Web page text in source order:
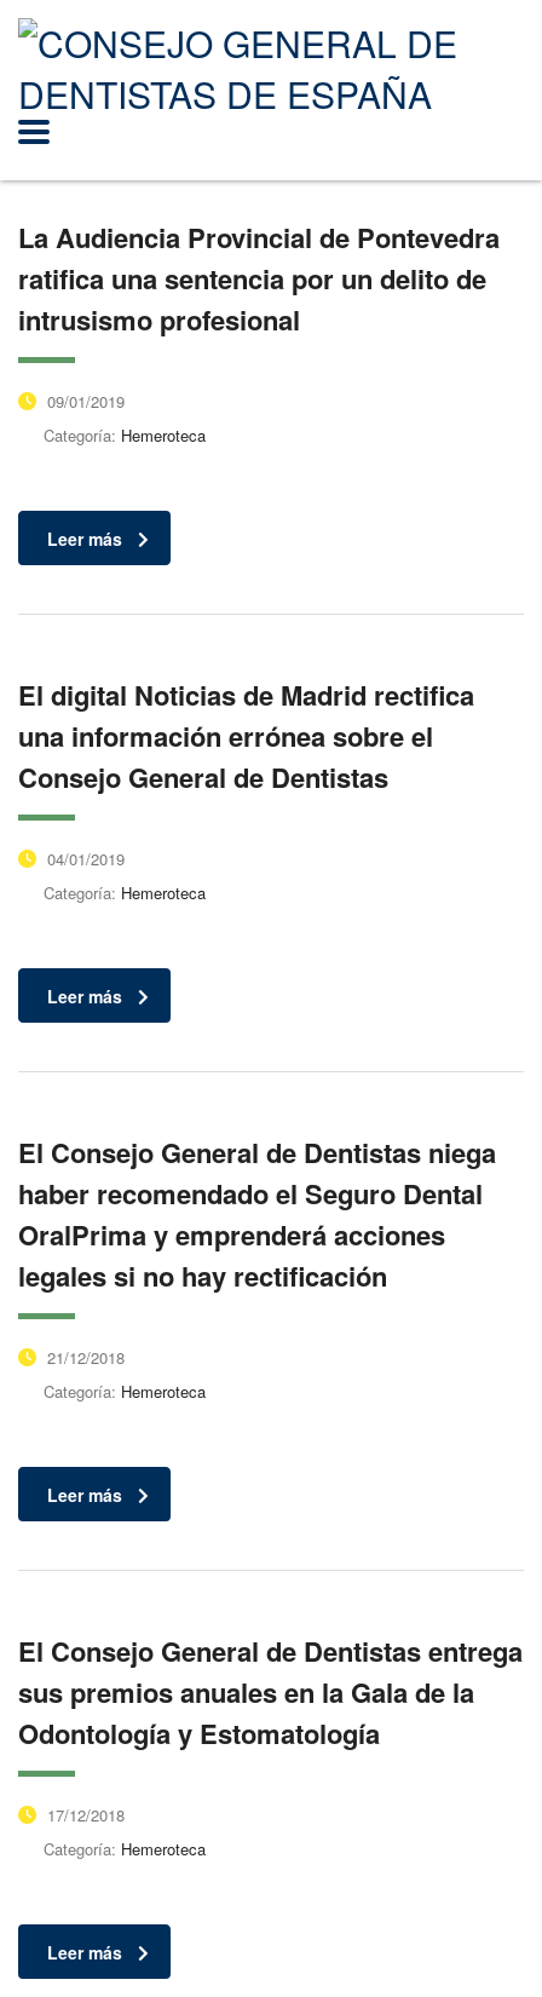
La Audiencia Provincial de Pontevedra
ratifica una sentencia por un delito de
intrusismo profesional
09/01/2019
Categoría: Hemeroteca
Leer más
El digital Noticias de Madrid rectifica
una información errónea sobre el
Consejo General de Dentistas
04/01/2019
Categoría: Hemeroteca
Leer más
El Consejo General de Dentistas niega
haber recomendado el Seguro Dental
OralPrima y emprenderá acciones
legales si no hay rectificación
21/12/2018
Categoría: Hemeroteca
Leer más
El Consejo General de Dentistas entrega
sus premios anuales en la Gala de la
Odontología y Estomatología
17/12/2018
Categoría: Hemeroteca
Leer más